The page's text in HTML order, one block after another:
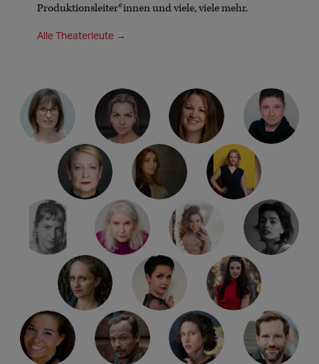
Produktionsleiter*innen und viele, viele mehr.
Alle Theaterleute →